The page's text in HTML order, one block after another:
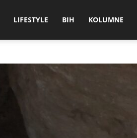
LIFESTYLE BIH KOLUMNE